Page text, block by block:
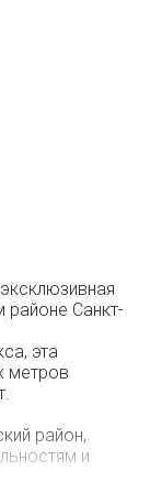
районе Санкт-
эта
метров
район,
и